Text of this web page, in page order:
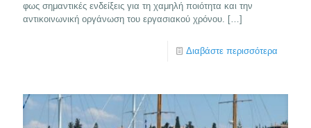
φως σημαντικές ενδείξεις για τη χαμηλή ποιότητα και την
αντικοινωνική οργάνωση του εργασιακού χρόνου. […]
Διαβάστε περισσότερα